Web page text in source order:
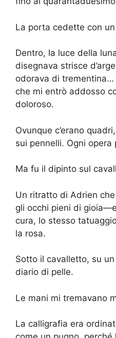
La porta cedette con
Dentro, la luce della
disegnava strisce
odorava di
che mi entrò addosso
doloroso.
Ovunque c’erano
sui pennelli. Ogni
Ma fu il dipinto sul
Un ritratto di Adrien
gli occhi pieni di
cura, lo stesso
la rosa.
Sotto il cavalletto, su
diario di pelle.
Le mani mi tremavano
La calligrafia era